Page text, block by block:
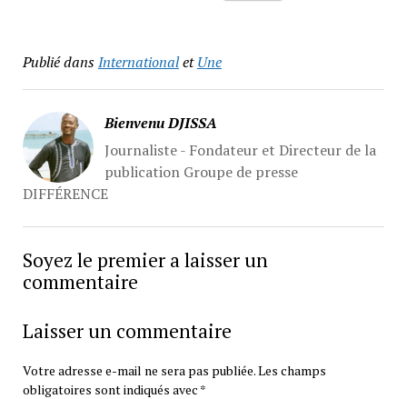
Publié dansInternationaletUne
Bienvenu DJISSA
Journaliste - Fondateur et Directeur de la
publication Groupe de presse
DIFFÉRENCE
Soyez le premier a laisser un
commentaire
Laisser un commentaire
Votre adresse e-mail ne sera pas publiée.Les champs
obligatoires sont indiqués avec *